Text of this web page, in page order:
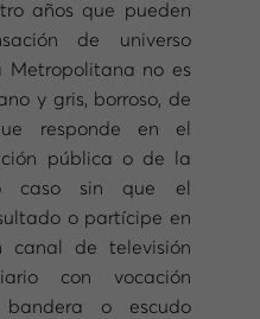
años que pueden
de universo
Metropolitana no es
y gris, borroso, de
responde en el
pública o de la
caso sin que el
o partícipe en
canal de televisión
con vocación
o escudo